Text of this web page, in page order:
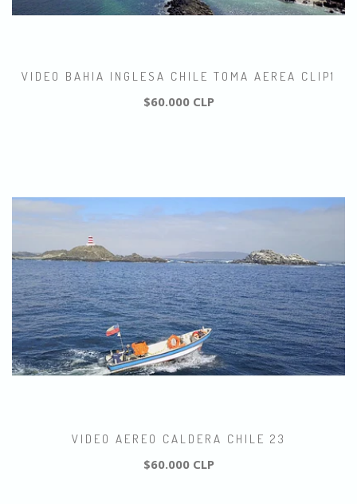
VIDEO BAHIA INGLESA CHILE TOMA AEREA CLIP1
$60.000 CLP
VIDEO AEREO CALDERA CHILE 23
$60.000 CLP